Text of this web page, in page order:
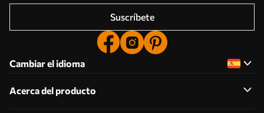
Suscríbete
Cambiar el idioma
Acerca del producto